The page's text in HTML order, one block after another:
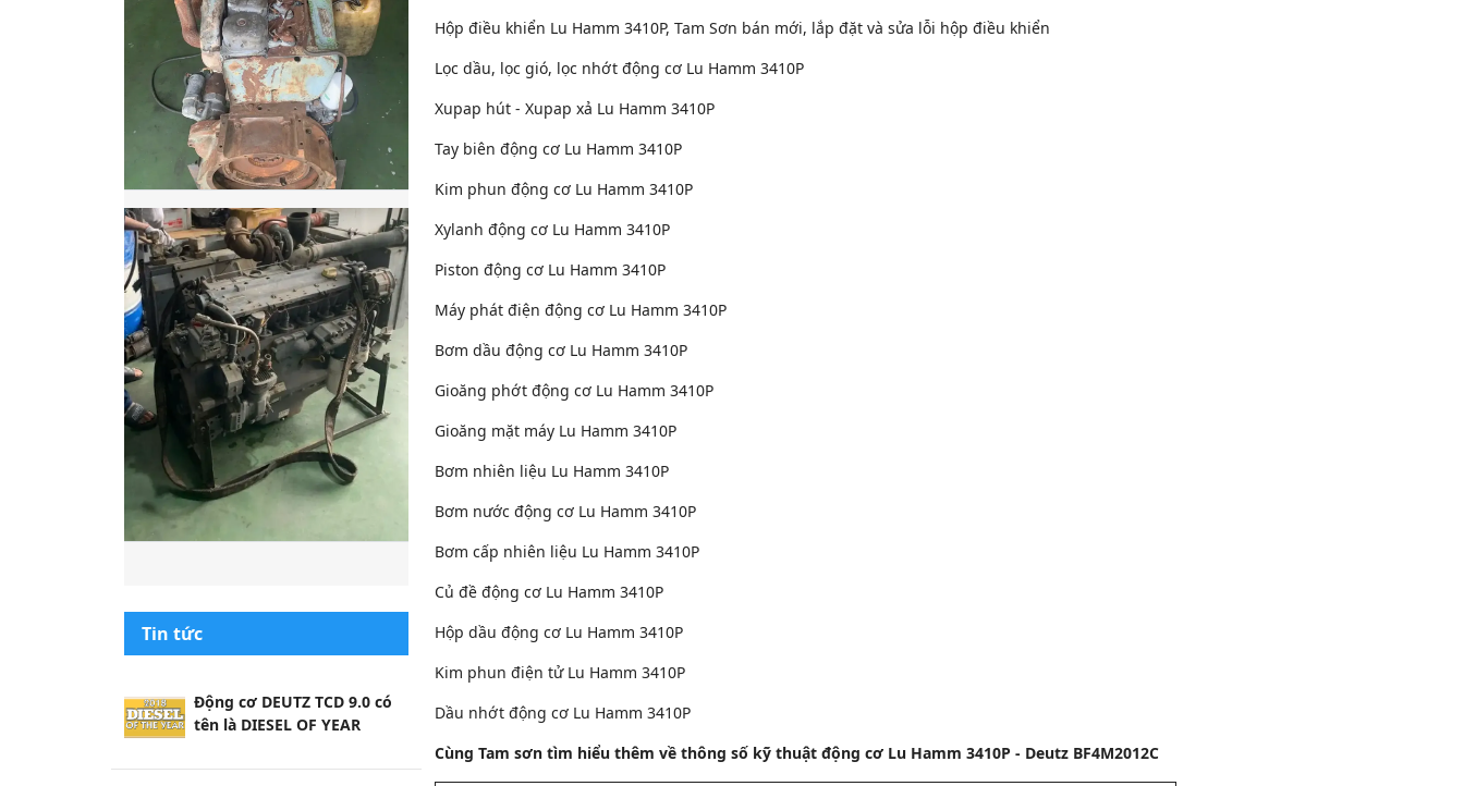
Tin tức
Động cơ DEUTZ TCD 9.0 có
tên là DIESEL OF YEAR
Hộp điều khiển Lu Hamm 3410P, Tam Sơn bán mới, lắp đặt và sửa lỗi hộp điều khiển
Lọc dầu, lọc gió, lọc nhớt động cơ Lu Hamm 3410P
Xupap hút - Xupap xả Lu Hamm 3410P
Tay biên động cơ Lu Hamm 3410P
Kim phun động cơ Lu Hamm 3410P
Xylanh động cơ Lu Hamm 3410P
Piston động cơ Lu Hamm 3410P
Máy phát điện động cơ Lu Hamm 3410P
Bơm dầu động cơ Lu Hamm 3410P
Gioăng phớt động cơ Lu Hamm 3410P
Gioăng mặt máy Lu Hamm 3410P
Bơm nhiên liệu Lu Hamm 3410P
Bơm nước động cơ Lu Hamm 3410P
Bơm cấp nhiên liệu Lu Hamm 3410P
Củ đề động cơ Lu Hamm 3410P
Hộp dầu động cơ Lu Hamm 3410P
Kim phun điện tử Lu Hamm 3410P
Dầu nhớt động cơ Lu Hamm 3410P
Cùng Tam sơn tìm hiểu thêm về thông số kỹ thuật động cơ Lu Hamm 3410P - Deutz BF4M2012C